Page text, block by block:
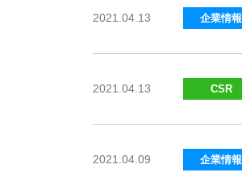
2021.04.13 企業情報
2021.04.13 CSR
2021.04.09 企業情報